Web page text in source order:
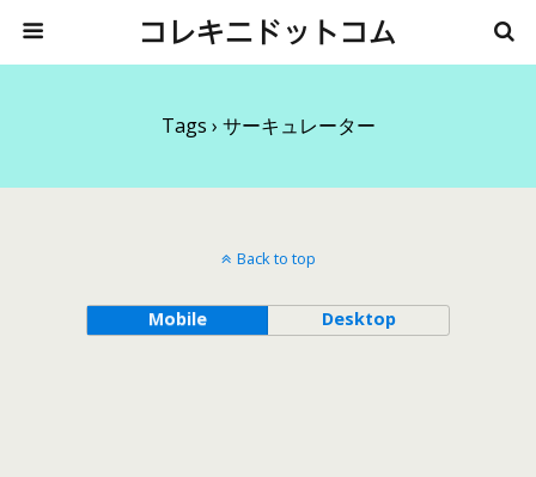
コレキニドットコム
Tags › サーキュレーター
Back to top
Mobile Desktop